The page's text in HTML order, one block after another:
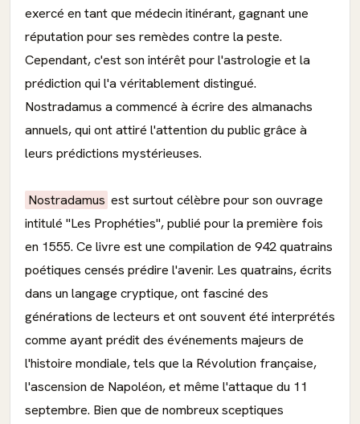
exercé en tant que médecin itinérant, gagnant une
réputation pour ses remèdes contre la peste.
Cependant, c'est son intérêt pour l'astrologie et la
prédiction qui l'a véritablement distingué.
Nostradamus a commencé à écrire des almanachs
annuels, qui ont attiré l'attention du public grâce à
leurs prédictions mystérieuses.
Nostradamus est surtout célèbre pour son ouvrage
intitulé "Les Prophéties", publié pour la première fois
en 1555. Ce livre est une compilation de 942 quatrains
poétiques censés prédire l'avenir. Les quatrains, écrits
dans un langage cryptique, ont fasciné des
générations de lecteurs et ont souvent été interprétés
comme ayant prédit des événements majeurs de
l'histoire mondiale, tels que la Révolution française,
l'ascension de Napoléon, et même l'attaque du 11
septembre. Bien que de nombreux sceptiques